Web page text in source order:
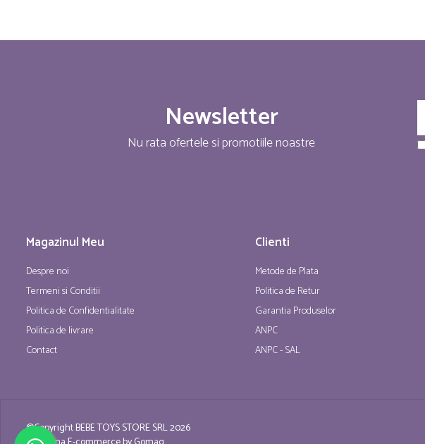
Newsletter
Nu rata ofertele si promotiile noastre
Magazinul Meu
Despre noi
Termeni si Conditii
Politica de Confidentialitate
Politica de livrare
Contact
Clienti
Metode de Plata
Politica de Retur
Garantia Produselor
ANPC
ANPC - SAL
©Copyright BEBE TOYS STORE SRL 2026